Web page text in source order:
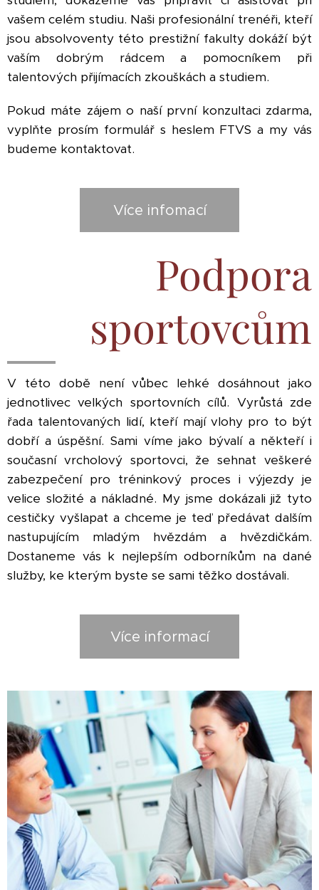
vašem celém studiu. Naši profesionální trenéři, kteří
jsou absolvoventy této prestižní fakulty dokáží být
vaším dobrým rádcem a pomocníkem při
talentových přijímacích zkouškách a studiem.
Pokud máte zájem o naší první konzultaci zdarma,
vyplňte prosím formulář s heslem FTVS a my vás
budeme kontaktovat.
Více infomací
Podpora
sportovcům
V této době není vůbec lehké dosáhnout jako
jednotlivec velkých sportovních cílů. Vyrůstá zde
řada talentovaných lidí, kteří mají vlohy pro to být
dobří a úspěšní. Sami víme jako bývalí a někteří i
současní vrcholový sportovci, že sehnat veškeré
zabezpečení pro tréninkový proces i výjezdy je
velice složité a nákladné. My jsme dokázali již tyto
cestičky vyšlapat a chceme je teď předávat dalším
nastupujícím mladým hvězdám a hvězdičkám.
Dostaneme vás k nejlepším odborníkům na dané
služby, ke kterým byste se sami těžko dostávali.
Více informací